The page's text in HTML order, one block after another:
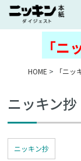
「ニ
HOME > 「ニ
ニッキン
ニッキン抄